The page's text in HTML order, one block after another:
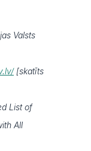
Valsts
[skatīts
List of
All